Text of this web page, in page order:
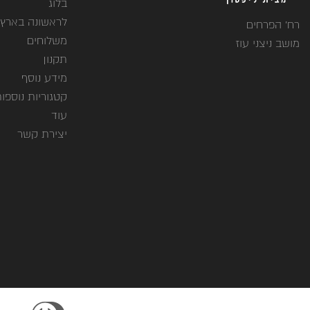
רח' הפרחים
מושב ניצני עוז
בלוג
לראשונה בארץ
משלוחים
תקנון
מידע נוסף
קטגוריות
עוד
יצירת קשר